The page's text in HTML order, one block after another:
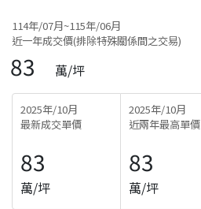
114年/07月~115年/06月
近一年成交價(排除特殊關係間之交易)
83 萬/坪
2025年/10月
最新成交單價
83
萬/坪
2025年/10月
近兩年最高單價
83
萬/坪